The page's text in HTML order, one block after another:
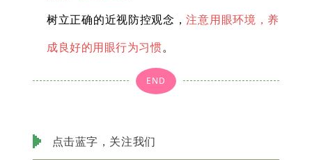
树立正确的近视防控观念，注意用眼环境，养
成良好的用眼行为习惯。
END
点击蓝字，关注我们